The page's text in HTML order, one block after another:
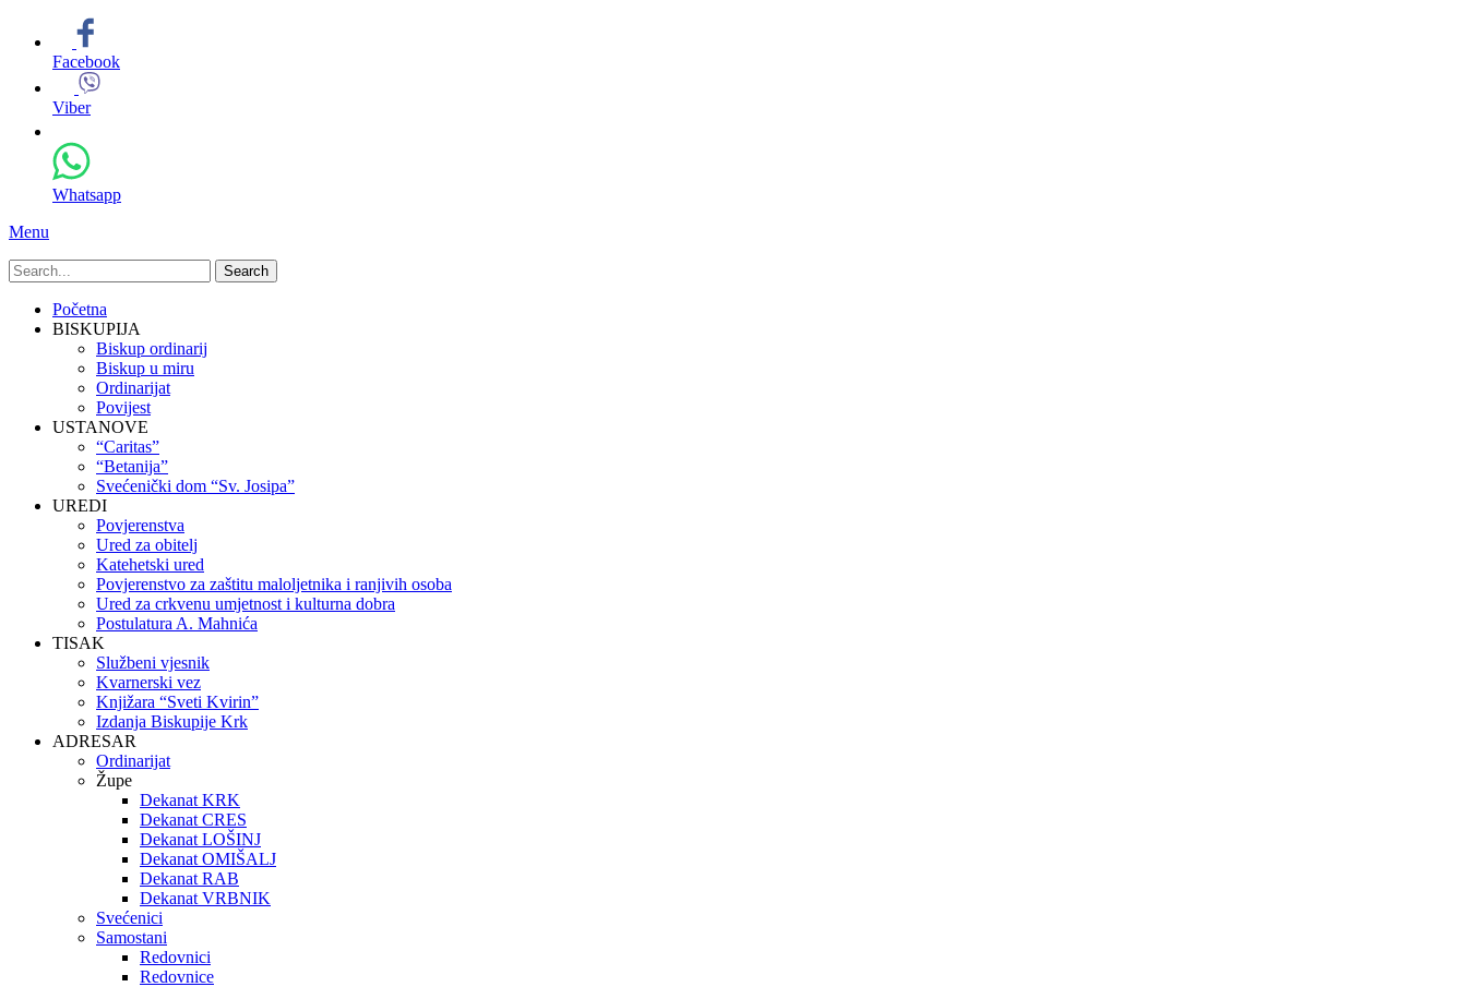
Facebook
Viber
Whatsapp
Menu
Search
for:
Primary
Menu
Skip
Početna
BISKUPIJA
Biskup ordinarij
Biskup u miru
Ordinarijat
Povijest
USTANOVE
“Caritas”
“Betanija”
Svećenički dom “Sv. Josipa”
UREDI
Povjerenstva
Ured za obitelj
Katehetski ured
Povjerenstvo za zaštitu maloljetnika i ranjivih osoba
Ured za crkvenu umjetnost i kulturna dobra
Postulatura A. Mahnića
TISAK
Službeni vjesnik
Kvarnerski vez
Knjižara “Sveti Kvirin”
Izdanja Biskupije Krk
ADRESAR
Ordinarijat
Župe
Dekanat KRK
Dekanat CRES
Dekanat LOŠINJ
Dekanat OMIŠALJ
Dekanat RAB
Dekanat VRBNIK
Svećenici
Samostani
Redovnici
Redovnice